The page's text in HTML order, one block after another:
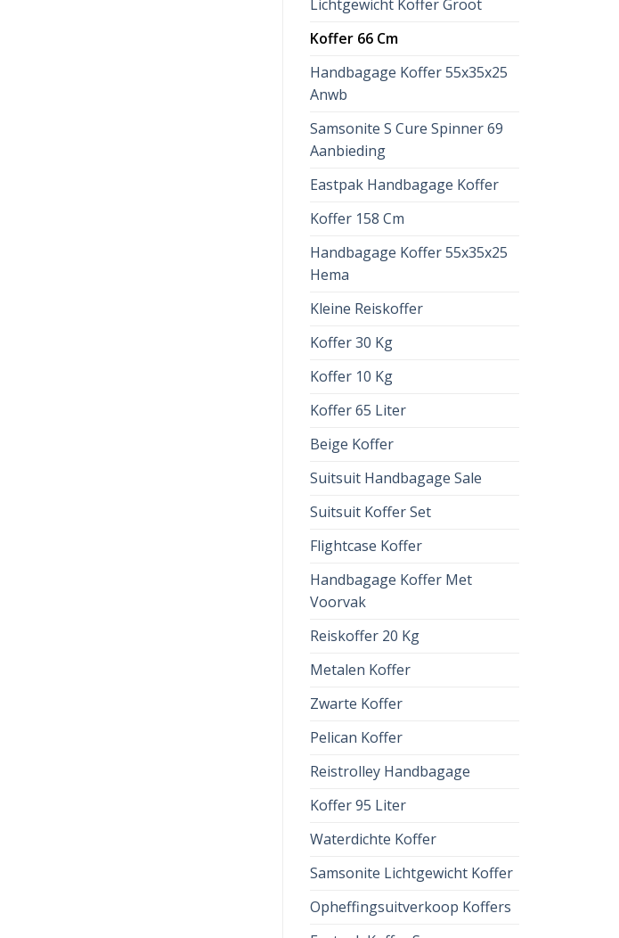
Lichtgewicht Koffer Groot
Koffer 66 Cm
Handbagage Koffer 55x35x25
Anwb
Samsonite S Cure Spinner 69
Aanbieding
Eastpak Handbagage Koffer
Koffer 158 Cm
Handbagage Koffer 55x35x25
Hema
Kleine Reiskoffer
Koffer 30 Kg
Koffer 10 Kg
Koffer 65 Liter
Beige Koffer
Suitsuit Handbagage Sale
Suitsuit Koffer Set
Flightcase Koffer
Handbagage Koffer Met
Voorvak
Reiskoffer 20 Kg
Metalen Koffer
Zwarte Koffer
Pelican Koffer
Reistrolley Handbagage
Koffer 95 Liter
Waterdichte Koffer
Samsonite Lichtgewicht Koffer
Opheffingsuitverkoop Koffers